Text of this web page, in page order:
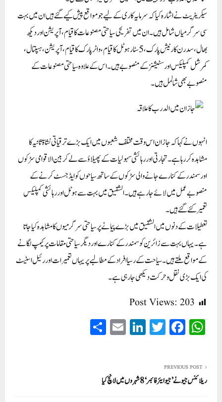
سیکریٹریٹ نے اشارہ کیا کہ سرمایہ کاری کے لیے جو مواقع پیش کیے گئے ہیں ان میں بہت
سی سرگرمیاں شامل ہیں۔ ان میں تفریحی سیاحتی مصنوعات کا قیام، آپریشن اور دیکھ
بھال، سدرن کارنیش پارک، 5 سٹار ہوٹل کا قیام، واٹر پارک کا قیام، آپریشن، ہسپتال،
کمرشل کمپلیکس اور سٹیشنز کے منصوبے ہیں۔ اس کے علاوہ سیاحتی مصنوعات کے
منصوبے بھی شالمل ہیں۔
انہوں نے کہا کہ جازان اس وقت مختلف شعبوں میں ایک بڑے ترقیاتی نشاۃ ثانیہ کا
مشاہدہ کر رہا ہے۔ تجارتی اور رہائشی سہولیات کے پھیلاؤ سے لے کر بین الاقوامی سڑکوں
اور سمندر کے کنارے جانے والی سڑکوں کے ساتھ سیاحوں کو ایڈجسٹ کرنے کے
منصوبے عمل میں لائے جارہے ہیں۔ الشقیق میں بہت سے ہوٹل اور رہائشی کمپلیکس
تعمیر کئے گئے ہیں۔
تعطیلات کے دنوں میں الشقیق میں بڑے پیمانے پر سیاحتی سرگرمیوں کا مشاہدہ کیا جاتا
ہے۔ یہاں بہت سے زائرین کو سمندر کے کنارے اور دیگر سیاحتی مقامات پر کیمپ لگانے
کے مواقع ملتے ہیں۔ سیاحت کے رسیا افراد کے مطالبے پر یہاں تعمیرات اور رئیل اسٹیٹ
کی ایک بڑی نقل و حرکت دیکھی جا رہی ہے۔
Post Views: 203
W
ha
A
pp
Fa
ce
ok
T
wi
r
Li
nk
In
E
m
PREVIOUS POST
ریلائنس جیو نے’ جیو ایئر فائبر‘ 8 شہروں میں لانچ کیا